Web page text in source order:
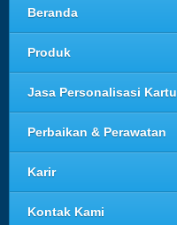
Beranda
Produk
Jasa Personalisasi Kartu
Perbaikan & Perawatan
Karir
Kontak Kami